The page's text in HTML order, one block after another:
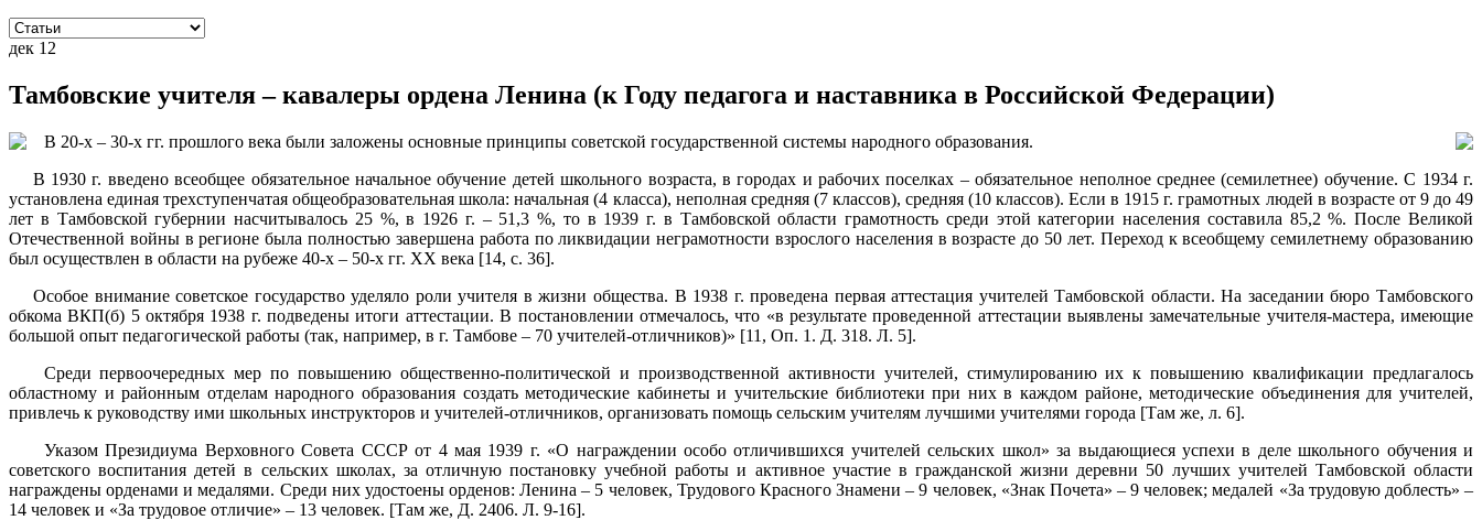
дек 12
Тамбовские учителя – кавалеры ордена Ленина (к Году педагога и наставника в Российской Федерации)
В 20-х – 30-х гг. прошлого века были заложены основные принципы советской государственной системы народного образования.
В 1930 г. введено всеобщее обязательное начальное обучение детей школьного возраста, в городах и рабочих поселках – обязательное неполное среднее (семилетнее) обучение. С 1934 г.
установлена единая трехступенчатая общеобразовательная школа: начальная (4 класса), неполная средняя (7 классов), средняя (10 классов). Если в 1915 г. грамотных людей в возрасте от 9 до 49
лет в Тамбовской губернии насчитывалось 25 %, в 1926 г. – 51,3 %, то в 1939 г. в Тамбовской области грамотность среди этой категории населения составила 85,2 %. После Великой
Отечественной войны в регионе была полностью завершена работа по ликвидации неграмотности взрослого населения в возрасте до 50 лет. Переход к всеобщему семилетнему образованию
был осуществлен в области на рубеже 40-х – 50-х гг. ХХ века [14, с. 36].
Особое внимание советское государство уделяло роли учителя в жизни общества. В 1938 г. проведена первая аттестация учителей Тамбовской области. На заседании бюро Тамбовского
обкома ВКП(б) 5 октября 1938 г. подведены итоги аттестации. В постановлении отмечалось, что «в результате проведенной аттестации выявлены замечательные учителя-мастера, имеющие
большой опыт педагогической работы (так, например, в г. Тамбове – 70 учителей-отличников)» [11, Оп. 1. Д. 318. Л. 5].
Среди первоочередных мер по повышению общественно-политической и производственной активности учителей, стимулированию их к повышению квалификации предлагалось
областному и районным отделам народного образования создать методические кабинеты и учительские библиотеки при них в каждом районе, методические объединения для учителей,
привлечь к руководству ими школьных инструкторов и учителей-отличников, организовать помощь сельским учителям лучшими учителями города [Там же, л. 6].
Указом Президиума Верховного Совета СССР от 4 мая 1939 г. «О награждении особо отличившихся учителей сельских школ» за выдающиеся успехи в деле школьного обучения и
советского воспитания детей в сельских школах, за отличную постановку учебной работы и активное участие в гражданской жизни деревни 50 лучших учителей Тамбовской области
награждены орденами и медалями. Среди них удостоены орденов: Ленина – 5 человек, Трудового Красного Знамени – 9 человек, «Знак Почета» – 9 человек; медалей «За трудовую доблесть» –
14 человек и «За трудовое отличие» – 13 человек. [Там же, Д. 2406. Л. 9-16].